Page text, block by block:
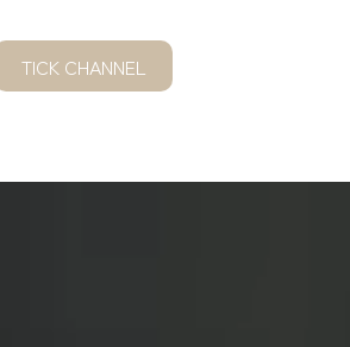
TICK CHANNEL